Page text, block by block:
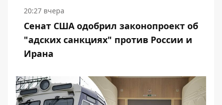
20:27 вчера
Сенат США одобрил законопроект об
"адских санкциях" против России и
Ирана